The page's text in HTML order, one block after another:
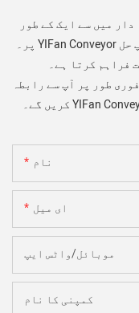
میں سے ایک کے طور
پر۔ YIFan Conveyor عالمی صارفین کے لیے پیشہ ورانہ ون شاپ حل
فراہم کرتا ہے۔
طور پر آپ سے رابطہ
نام
ای میل
موبائل/واٹس ایپ
کمپنی کا نام